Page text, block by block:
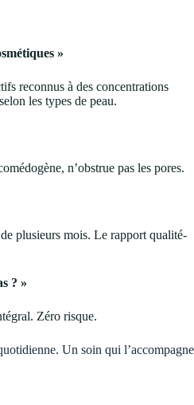
»
reconnus à des concentrations
les types de peau.
n’obstrue pas les pores.
plusieurs mois. Le rapport qualité-
? »
Zéro risque.
Un soin qui l’accompagne